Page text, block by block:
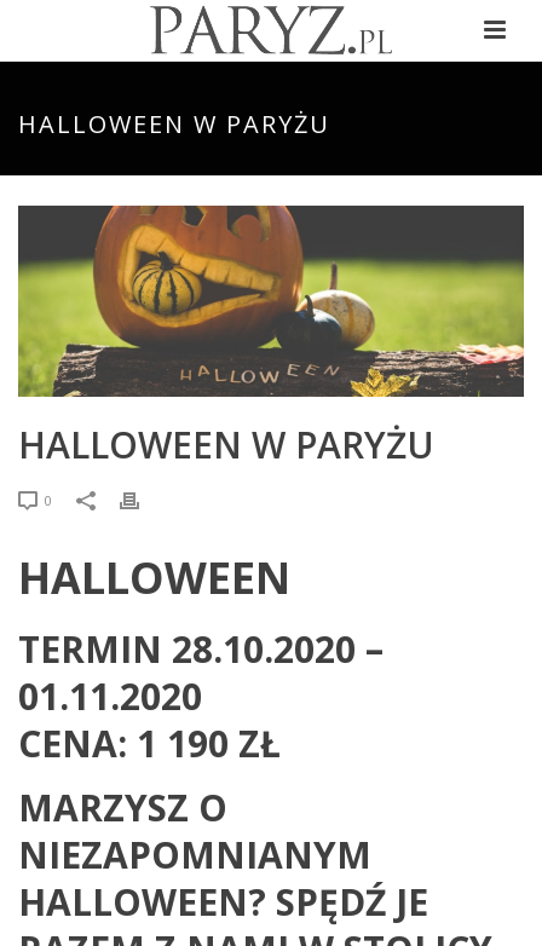
HALLOWEEN W PARYŻU
HALLOWEEN W PARYŻU
0
HALLOWEEN
TERMIN 28.10.2020 –
01.11.2020
CENA: 1 190 ZŁ
MARZYSZ O
NIEZAPOMNIANYM
HALLOWEEN? SPĘDŹ JE